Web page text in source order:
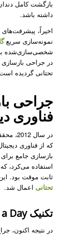
داشته باشد.
اخیراً،
نمونه‌سازی سریع
شخصی‌سازی‌شده بر
در جراحی
تحتانی گردیده
جراحی
فناوری
در سال 2012، محققین 21 تکنیک
که از فناوری
بازسازی جامع
استفاده می‌کرد،
ثابت موقت بود.
تحتانیاعمال شد.
تکنیک Jaw in a Day
در نتیجه اکنون،